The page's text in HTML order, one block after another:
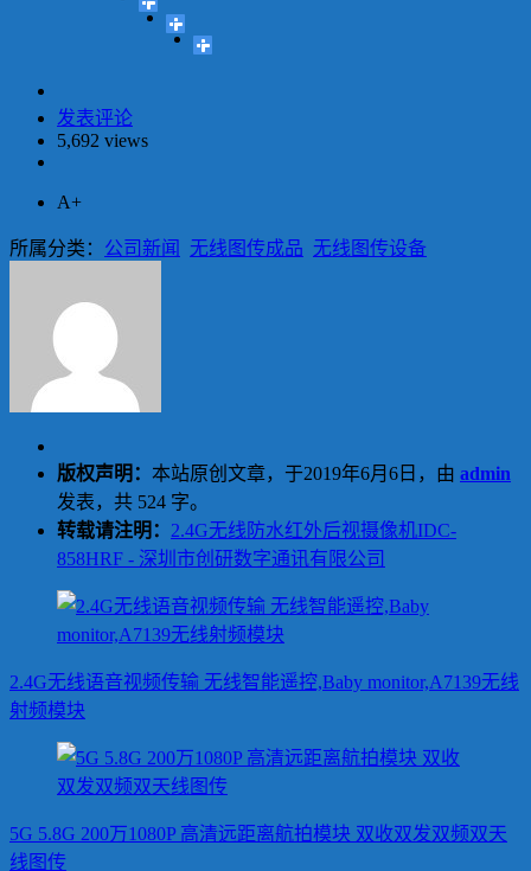
发表评论
5,692 views
A+
所属分类： 公司新闻 无线图传成品 无线图传设备
版权声明： 本站原创文章，于2019年6月6日，由 admin
发表，共 524 字。
转载请注明： 2.4G无线防水红外后视摄像机IDC-
858HRF - 深圳市创研数字通讯有限公司
2.4G无线语音视频传输 无线智能遥控,Baby monitor,A7139无线
射频模块
5G 5.8G 200万1080P 高清远距离航拍模块 双收双发双频双天
线图传